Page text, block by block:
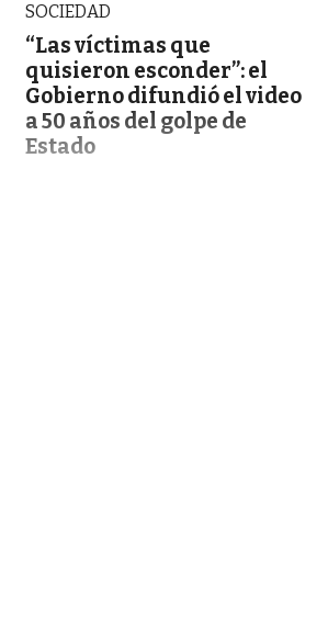
SOCIEDAD
“Las víctimas que
quisieron esconder”: el
Gobierno difundió el video
a 50 años del golpe de
Estado